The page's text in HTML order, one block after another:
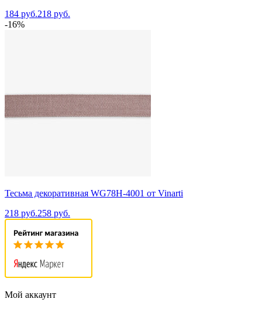
184 руб.218 руб.
-16%
Тесьма декоративная WG78H-4001 от Vinarti
218 руб.258 руб.
Мой аккаунт